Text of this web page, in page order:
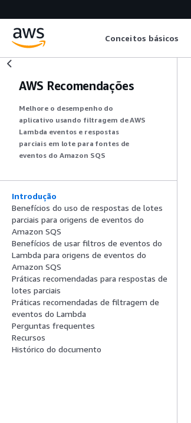
Conceitos básicos
AWS Recomendações
Melhore o desempenho do
aplicativo usando filtragem de AWS
Lambda eventos e respostas
parciais em lote para fontes de
eventos do Amazon SQS
Introdução
Benefícios do uso de respostas de lotes
parciais para origens de eventos do
Amazon SQS
Benefícios de usar filtros de eventos do
Lambda para origens de eventos do
Amazon SQS
Práticas recomendadas para respostas de
lotes parciais
Práticas recomendadas de filtragem de
eventos do Lambda
Perguntas frequentes
Recursos
Histórico do documento